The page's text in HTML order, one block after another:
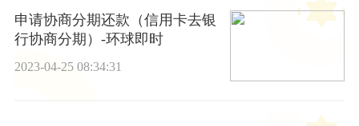
申请协商分期还款（信用卡去银
行协商分期）-环球即时
2023-04-25 08:34:31